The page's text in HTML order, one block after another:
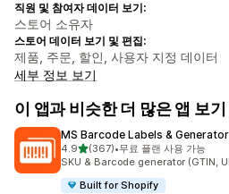
직원 및 참여자 데이터 보기:
스토어 소유자
스토어 데이터 보기 및 편집:
제품, 주문, 할인, 사용자 지정 데이터
세부 정보 보기
이 앱과 비슷한 더 많은 앱 보기
MS Barcode Labels & Generator
4.9별 5개 중
(367)
총 리뷰 367개
•무료 플랜 사용 가능
SKU & Barcode generator (GTIN,
Built for Shopify